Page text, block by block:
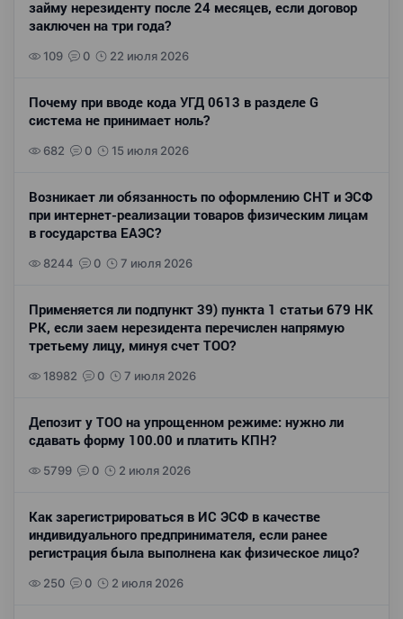
займу нерезиденту после 24 месяцев, если договор
заключен на три года?
109 0 22 июля 2026
Почему при вводе кода УГД 0613 в разделе G
система не принимает ноль?
682 0 15 июля 2026
Возникает ли обязанность по оформлению СНТ и ЭСФ
при интернет-реализации товаров физическим лицам
в государства ЕАЭС?
8244 0 7 июля 2026
Применяется ли подпункт 39) пункта 1 статьи 679 НК
РК, если заем нерезидента перечислен напрямую
третьему лицу, минуя счет ТОО?
18982 0 7 июля 2026
Депозит у ТОО на упрощенном режиме: нужно ли
сдавать форму 100.00 и платить КПН?
5799 0 2 июля 2026
Как зарегистрироваться в ИС ЭСФ в качестве
индивидуального предпринимателя, если ранее
регистрация была выполнена как физическое лицо?
250 0 2 июля 2026